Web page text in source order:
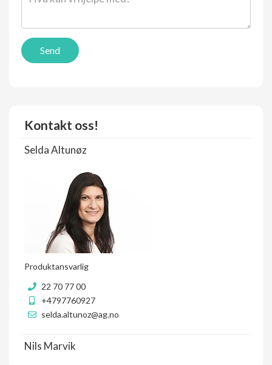
Send
Kontakt oss!
Selda Altunøz
Produktansvarlig
22 70 77 00
+4797760927
selda.altunoz@ag.no
Nils Marvik